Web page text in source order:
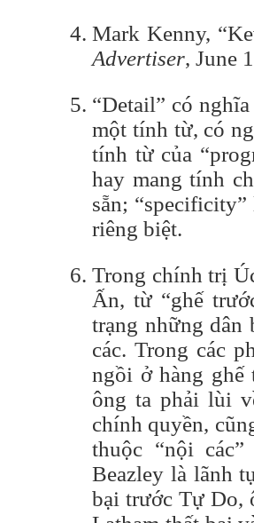
Mark Kenny,
Advertiser, June
“Detail” có
một tính từ, có
tính từ của
hay mang tính
sẵn;
riêng biệt.
Trong chính trị
Ấn, từ “ghế
trạng những dân
các. Trong các
ngồi ở hàng
ông ta phải lùi
chính quyền,
thuộc “nội
Beazley là lãnh
bại trước Tự Do,